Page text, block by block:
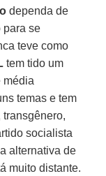
dependa de
para se
teve como
tem tido um
média
temas e tem
socialista
alternativa de
muito distante.